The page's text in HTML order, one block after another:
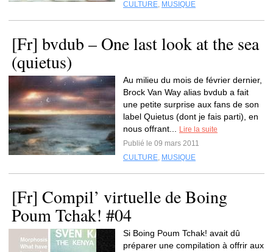
CULTURE, MUSIQUE
[Fr] bvdub – One last look at the sea
(quietus)
Au milieu du mois de février dernier,
Brock Van Way alias bvdub a fait
une petite surprise aux fans de son
label Quietus (dont je fais parti), en
nous offrant...
Lire la suite
Publié le 09 mars 2011
CULTURE, MUSIQUE
[Fr] Compil’ virtuelle de Boing
Poum Tchak! #04
Si Boing Poum Tchak! avait dû
préparer une compilation à offrir aux